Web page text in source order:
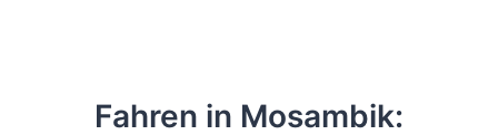
Fahren in Mosambik: